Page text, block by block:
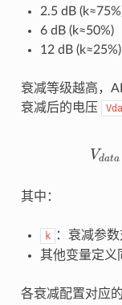
2.5 dB
6 dB (k≈50%)
12 dB (k≈25%)
衰减等级越高，
衰减后的电压
其中：
k
：衰减参
其他变量定义
各衰减配置对应